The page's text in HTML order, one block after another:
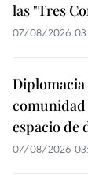
las "Tres
07/08/2026
Diplomacia
espacio de
07/08/2026